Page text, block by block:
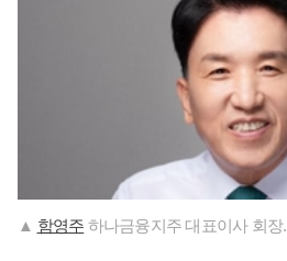
▲ 함영주 하나금융지주 대표이사 회장.